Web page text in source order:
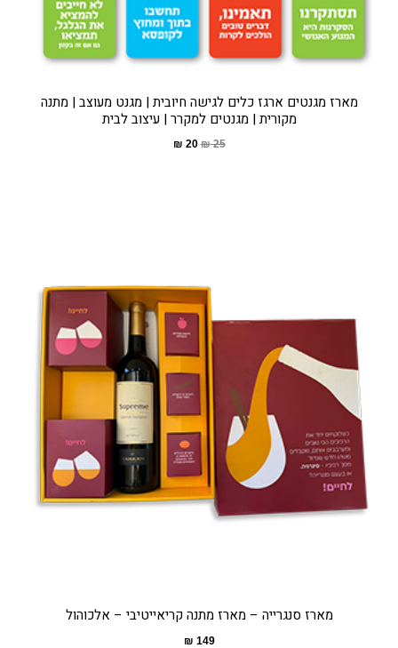
מארז מגנטים ארגז כלים לגישה חיובית | מגנט מעוצב | מתנה
מקורית | מגנטים למקרר | עיצוב לבית
25
₪
20
₪
מארז סנגרייה – מארז מתנה קריאייטיבי – אלכוהול
149
₪